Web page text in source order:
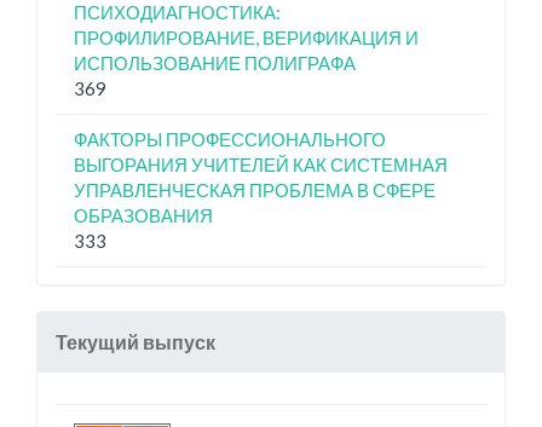
ПСИХОДИАГНОСТИКА:
ПРОФИЛИРОВАНИЕ, ВЕРИФИКАЦИЯ И
ИСПОЛЬЗОВАНИЕ ПОЛИГРАФА
369
ФАКТОРЫ ПРОФЕССИОНАЛЬНОГО
ВЫГОРАНИЯ УЧИТЕЛЕЙ КАК СИСТЕМНАЯ
УПРАВЛЕНЧЕСКАЯ ПРОБЛЕМА В СФЕРЕ
ОБРАЗОВАНИЯ
333
Текущий выпуск